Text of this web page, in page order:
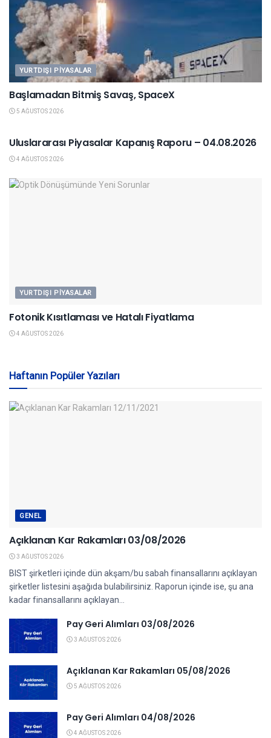
YURTDIŞI PIYASALAR
Başlamadan Bitmiş Savaş, SpaceX
5 AĞUSTOS 2026
Uluslararası Piyasalar Kapanış Raporu – 04.08.2026
4 AĞUSTOS 2026
YURTDIŞI PIYASALAR
Fotonik Kısıtlaması ve Hatalı Fiyatlama
4 AĞUSTOS 2026
Haftanın Popüler Yazıları
GENEL
Açıklanan Kar Rakamları 03/08/2026
3 AĞUSTOS 2026
BIST şirketleri içinde dün akşam/bu sabah finansallarını açıklayan
şirketler listesini aşağıda bulabilirsiniz. Raporun içinde ise, şu ana
kadar finansallarını açıklayan...
Pay Geri Alımları 03/08/2026
3 AĞUSTOS 2026
Açıklanan Kar Rakamları 05/08/2026
5 AĞUSTOS 2026
Pay Geri Alımları 04/08/2026
4 AĞUSTOS 2026